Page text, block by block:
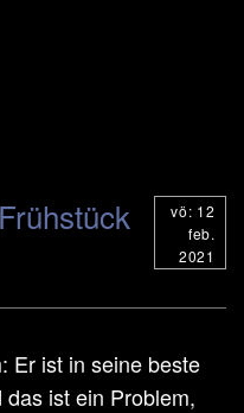
vö: 12
feb.
2021
Er ist in seine beste
ist ein Problem,